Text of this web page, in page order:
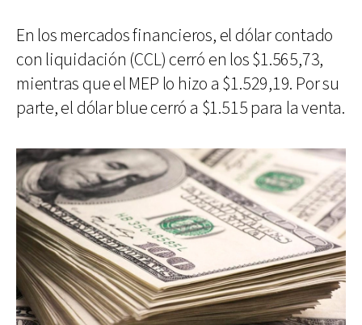
En los mercados financieros, el dólar contado
con liquidación (CCL) cerró en los $1.565,73,
mientras que el MEP lo hizo a $1.529,19. Por su
parte, el dólar blue cerró a $1.515 para la venta.